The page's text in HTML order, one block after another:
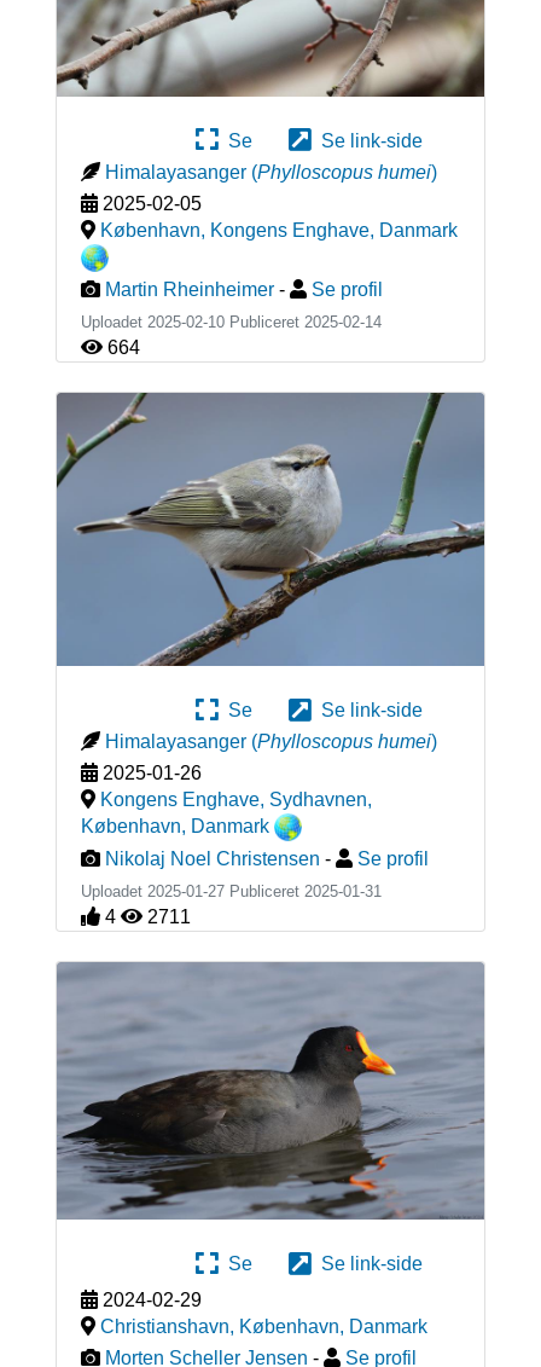
Se
Se link-side
Himalayasanger (Phylloscopus humei)
2025-02-05
København, Kongens Enghave, Danmark
Martin Rheinheimer - Se profil
Uploadet 2025-02-10 Publiceret 2025-02-14
664
Se
Se link-side
Himalayasanger (Phylloscopus humei)
2025-01-26
Kongens Enghave, Sydhavnen,
København, Danmark
Nikolaj Noel Christensen - Se profil
Uploadet 2025-01-27 Publiceret 2025-01-31
4 2711
Se
Se link-side
2024-02-29
Christianshavn, København, Danmark
Morten Scheller Jensen - Se profil